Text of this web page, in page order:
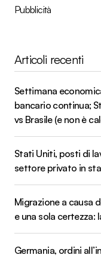
Pubblicità
Articoli recenti
Settimana
bancario continua;
vs Brasile (e non è
Stati Uniti, posti di
settore privato in
Migrazione a causa
e una sola certezza:
Germania, ordini